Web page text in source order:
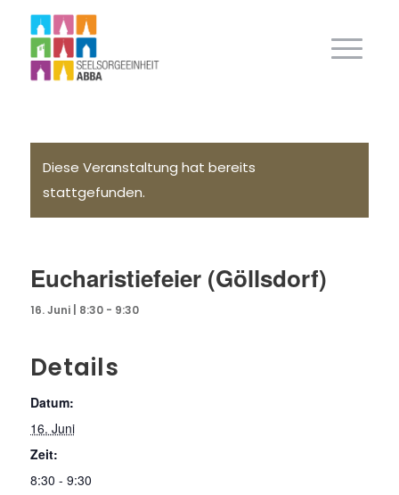
Diese Veranstaltung hat bereits
stattgefunden.
Eucharistiefeier (Göllsdorf)
16. Juni | 8:30- 9:30
Details
Datum:
16. Juni
Zeit:
8:30 - 9:30